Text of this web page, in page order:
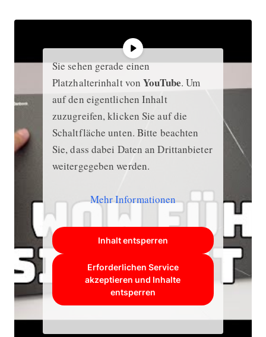
Sie sehen gerade einen
Platzhalterinhalt vonYouTube. Um
auf den eigentlichen Inhalt
zuzugreifen, klicken Sie auf die
Schaltfläche unten. Bitte beachten
Sie, dass dabei Daten an Drittanbieter
weitergegeben werden.
Mehr Informationen
Inhalt entsperren
Erforderlichen Service
akzeptieren und Inhalte
entsperren